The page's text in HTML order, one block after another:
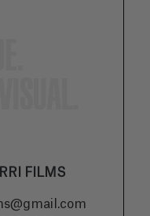
FILMS